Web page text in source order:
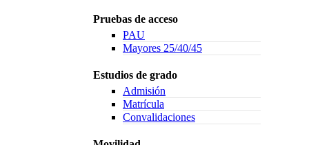
Pruebas de acceso
PAU
Mayores 25/40/45
Estudios de grado
Admisión
Matrícula
Convalidaciones